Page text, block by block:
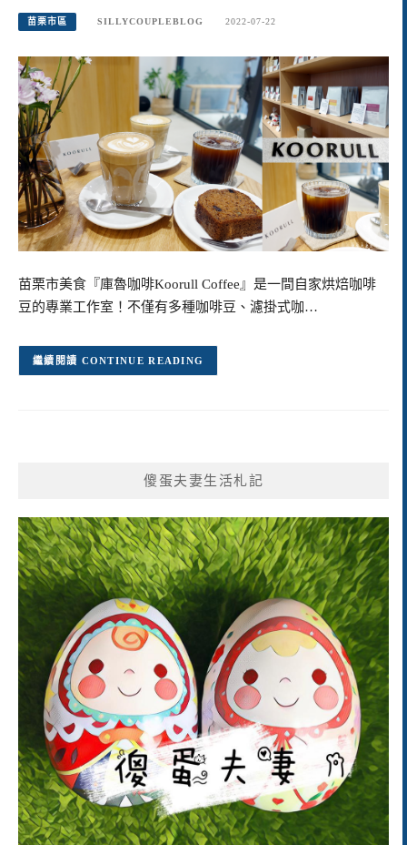
苗栗市區 SILLYCOUPLEBLOG 2022-07-22
苗栗市美食『庫魯咖啡Koorull Coffee』是一間自家烘焙咖啡
豆的專業工作室！不僅有多種咖啡豆、濾掛式咖…
CONTINUE READING
傻蛋夫妻生活札記